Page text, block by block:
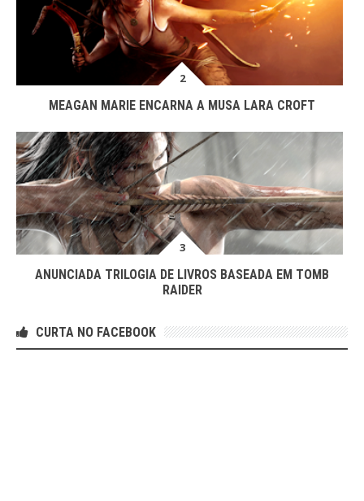
MEAGAN MARIE ENCARNA A MUSA LARA CROFT
ANUNCIADA TRILOGIA DE LIVROS BASEADA EM TOMB
RAIDER
CURTA NO FACEBOOK